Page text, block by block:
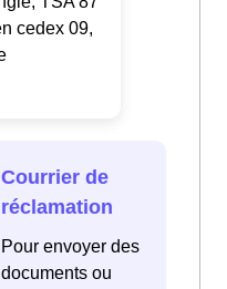
cedex 09,
Courrier de
réclamation
Pour envoyer des
documents ou